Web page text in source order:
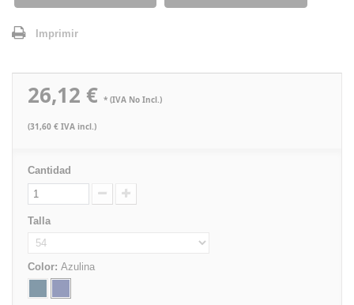
Imprimir
26,12 € * (IVA No Incl.)
(31,60 € IVA incl.)
Cantidad
Talla
Color: Azulina